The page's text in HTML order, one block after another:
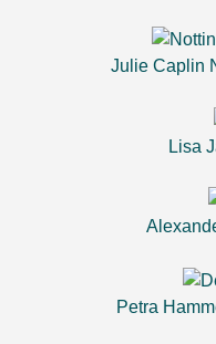
Julie Caplin
Lisa
Petra